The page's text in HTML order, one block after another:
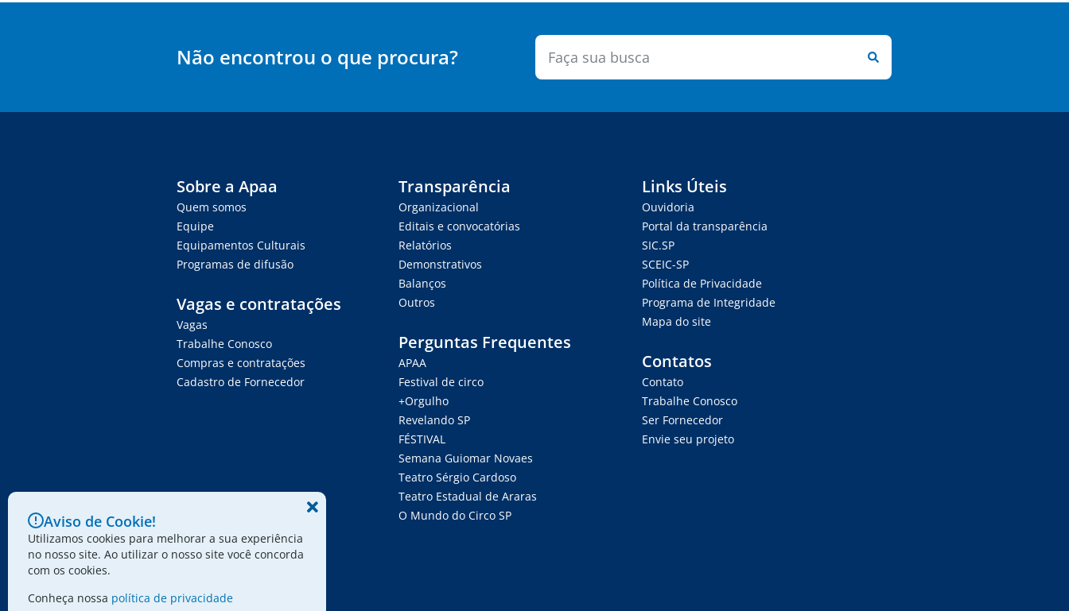
Não encontrou o que procura?
Sobre a Apaa
Quem somos
Equipe
Equipamentos Culturais
Programas de difusão
Vagas e contratações
Vagas
Trabalhe Conosco
Compras e contratações
Cadastro de Fornecedor
Transparência
Organizacional
Editais e convocatórias
Relatórios
Demonstrativos
Balanços
Outros
Perguntas Frequentes
APAA
Festival de circo
+Orgulho
Revelando SP
FÉSTIVAL
Semana Guiomar Novaes
Teatro Sérgio Cardoso
Teatro Estadual de Araras
O Mundo do Circo SP
Links Úteis
Ouvidoria
Portal da transparência
SIC.SP
SCEIC-SP
Política de Privacidade
Programa de Integridade
Mapa do site
Contatos
Contato
Trabalhe Conosco
Ser Fornecedor
Envie seu projeto
Aviso de Cookie!
Utilizamos cookies para melhorar a sua experiência
no nosso site. Ao utilizar o nosso site você concorda
com os cookies.
Conheça nossa política de privacidade